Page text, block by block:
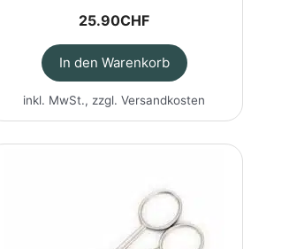
25.90CHF
In den Warenkorb
inkl. MwSt., zzgl.Versandkosten